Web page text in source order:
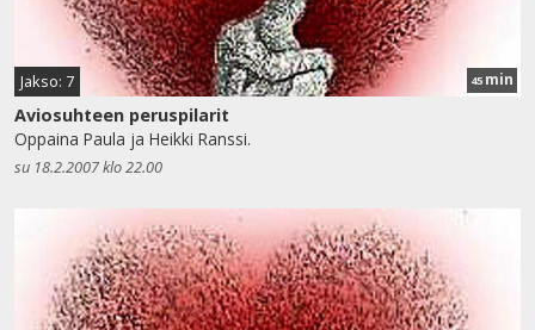
Jakso: 7 45 min
Aviosuhteen peruspilarit
Oppaina Paula ja Heikki Ranssi.
su 18.2.2007 klo 22.00